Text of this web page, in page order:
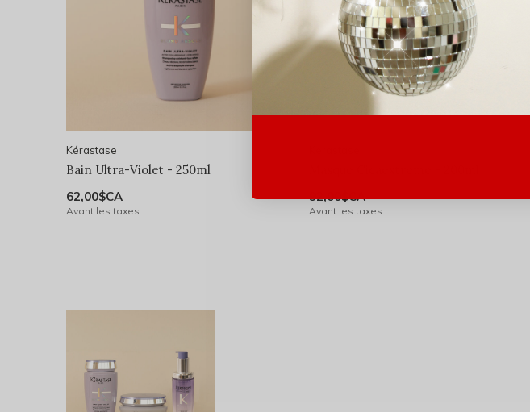
Kérastase
Bain Ultra-Violet - 250ml
62,00$CA
Avant les taxes
92,00$CA
Avant les taxes